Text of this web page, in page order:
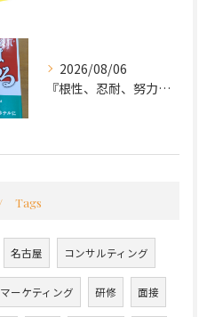
2026/08/06
『根性、忍耐、努力という言葉は死語なのか』
Tags
名古屋 コンサルティング
マーケティング 研修 面接